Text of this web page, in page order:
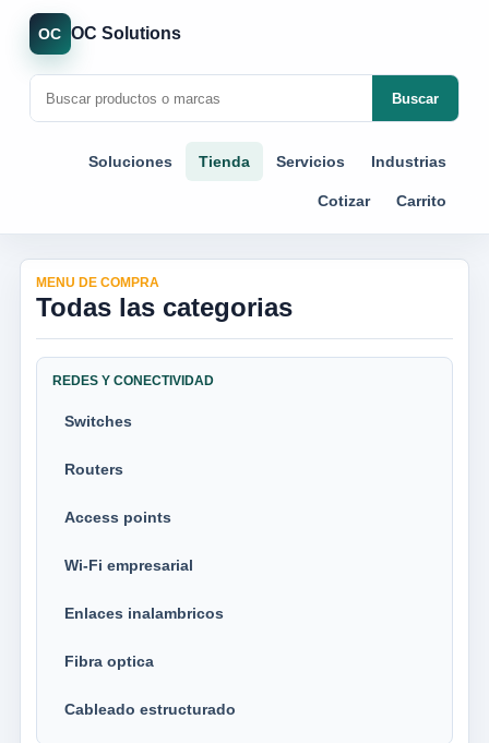
OC OC Solutions
Buscar
Soluciones Tienda Servicios Industrias
Cotizar Carrito
MENU DE COMPRA
Todas las categorias
REDES Y CONECTIVIDAD
Switches
Routers
Access points
Wi-Fi empresarial
Enlaces inalambricos
Fibra optica
Cableado estructurado